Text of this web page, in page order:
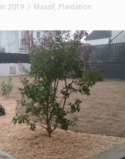
2019 Massif, Plantation